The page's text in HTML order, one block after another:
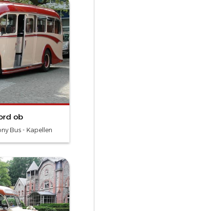
ob
Bus - Kapellen